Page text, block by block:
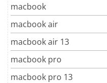
macbook
macbook air
macbook air 13
macbook pro
macbook pro 13